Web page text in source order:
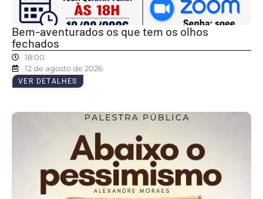
Bem-aventurados os que tem os olhos
fechados
18:00
12 de agosto de 2026
VER DETALHES